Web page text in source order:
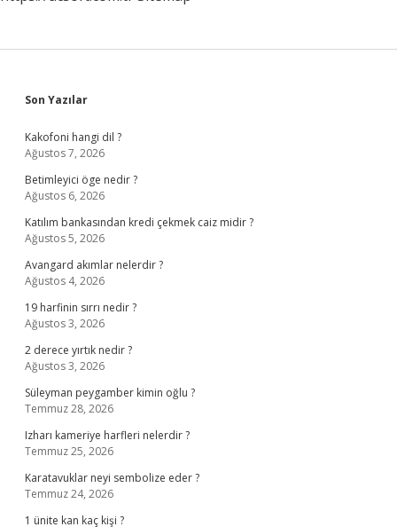
Sidebar
Son Yazılar
Kakofoni hangi dil ?
Ağustos 7, 2026
Betimleyici öge nedir ?
Ağustos 6, 2026
Katılım bankasından kredi çekmek caiz midir ?
Ağustos 5, 2026
Avangard akımlar nelerdir ?
Ağustos 4, 2026
19 harfinin sırrı nedir ?
Ağustos 3, 2026
2 derece yırtık nedir ?
Ağustos 3, 2026
Süleyman peygamber kimin oğlu ?
Temmuz 28, 2026
Izharı kameriye harfleri nelerdir ?
Temmuz 25, 2026
Karatavuklar neyi sembolize eder ?
Temmuz 24, 2026
1 ünite kan kaç kişi ?